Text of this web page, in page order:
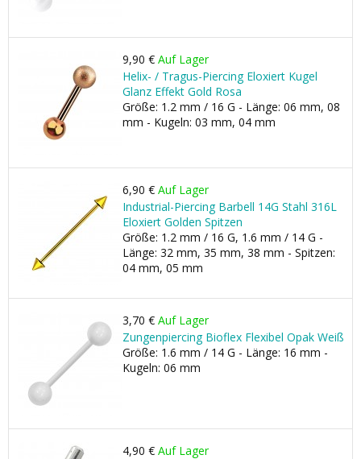
9,90 € Auf Lager
Helix- / Tragus-Piercing Eloxiert Kugel
Glanz Effekt Gold Rosa
Größe: 1.2 mm / 16 G - Länge: 06 mm, 08
mm - Kugeln: 03 mm, 04 mm
6,90 € Auf Lager
Industrial-Piercing Barbell 14G Stahl 316L
Eloxiert Golden Spitzen
Größe: 1.2 mm / 16 G, 1.6 mm / 14 G -
Länge: 32 mm, 35 mm, 38 mm - Spitzen:
04 mm, 05 mm
3,70 € Auf Lager
Zungenpiercing Bioflex Flexibel Opak Weiß
Größe: 1.6 mm / 14 G - Länge: 16 mm -
Kugeln: 06 mm
4,90 € Auf Lager